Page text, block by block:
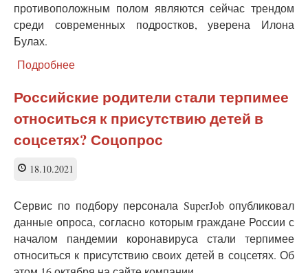
противоположным полом являются сейчас трендом
среди современных подростков, уверена Илона
Булах.
Подробнее
пропаганда
дезориентирует
сотни
тысяч
российских
Российские родители стали терпимее
относиться к присутствию детей в
соцсетях? Соцопрос
18.10.2021
Сервис по подбору персонала SuperJob опубликовал
данные опроса, согласно которым граждане России с
началом пандемии коронавируса стали терпимее
относиться к присутствию своих детей в соцсетях. Об